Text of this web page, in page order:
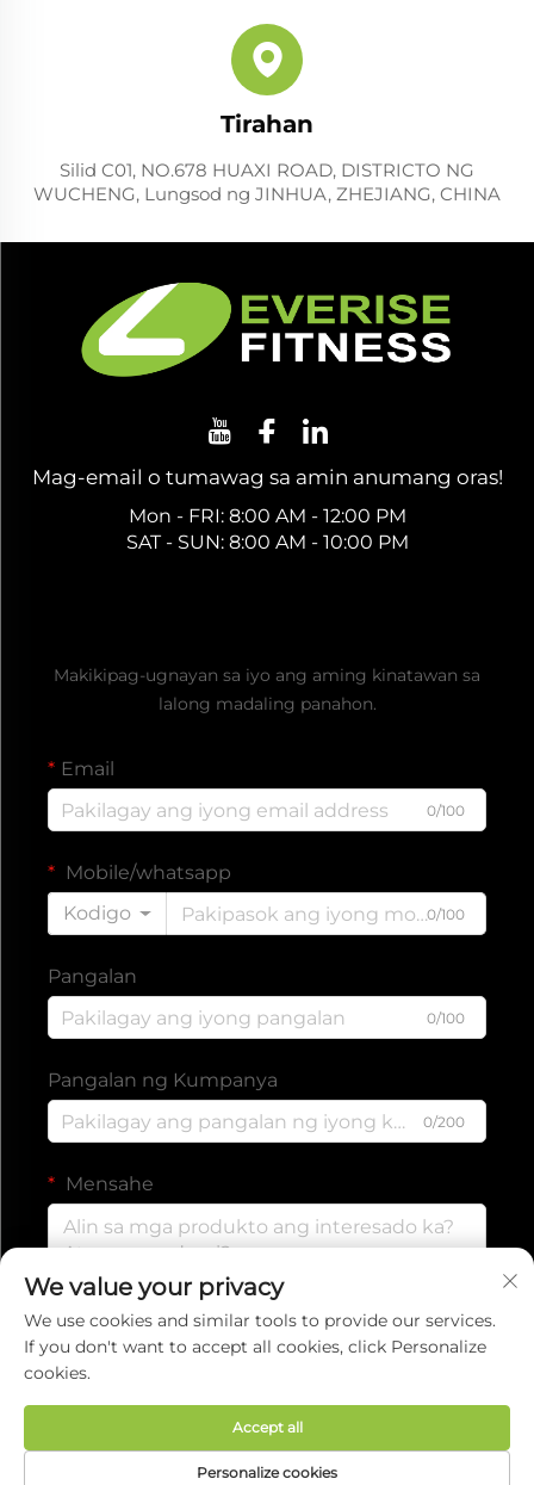
Tirahan
Silid C01, NO.678 HUAXI ROAD, DISTRICTO NG
WUCHENG, Lungsod ng JINHUA, ZHEJIANG, CHINA
Mag-email o tumawag sa amin anumang oras!
Mon - FRI: 8:00 AM - 12:00 PM
SAT - SUN: 8:00 AM - 10:00 PM
Makikipag-ugnayan sa iyo ang aming kinatawan sa
lalong madaling panahon.
Email
0/100
Mobile/whatsapp
Kodigo
0/100
Pangalan
0/100
Pangalan ng Kumpanya
0/200
Mensahe
Copyright © 2025 ng EVERISE FITNESS
We value your privacy
We use cookies and similar tools to provide our services.
If you don't want to accept all cookies, click Personalize
cookies.
Personalize cookies
Accept all